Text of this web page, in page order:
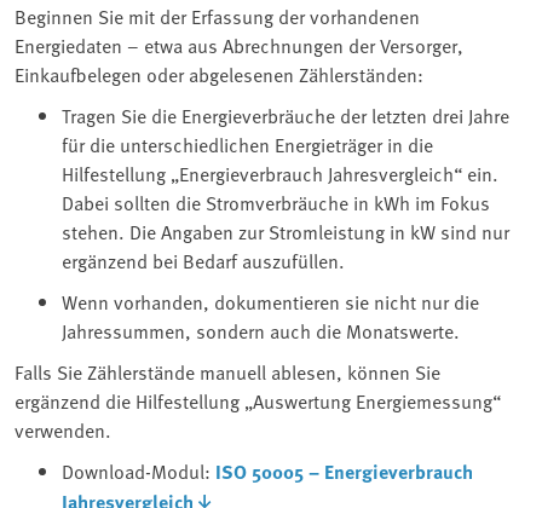
Beginnen Sie mit der Erfassung der vorhandenen
Energiedaten – etwa aus Abrechnungen der Versorger,
Einkaufbelegen oder abgelesenen Zählerständen:
Tragen Sie die Energieverbräuche der letzten drei Jahre
für die unterschiedlichen Energieträger in die
Hilfestellung „Energieverbrauch Jahresvergleich“ ein.
Dabei sollten die Stromverbräuche in kWh im Fokus
stehen. Die Angaben zur Stromleistung in kW sind nur
ergänzend bei Bedarf auszufüllen.
Wenn vorhanden, dokumentieren sie nicht nur die
Jahressummen, sondern auch die Monatswerte.
Falls Sie Zählerstände manuell ablesen, können Sie
ergänzend die Hilfestellung „Auswertung Energiemessung“
verwenden.
Download-Modul: ISO 50005 – Energieverbrauch
Jahresvergleich